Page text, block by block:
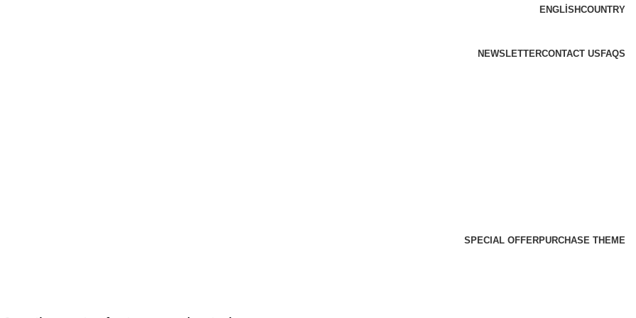
ENGLISHCOUNTRY
NEWSLETTERCONTACT US FAQS
SPECIAL OFFERPURCHASE THEME